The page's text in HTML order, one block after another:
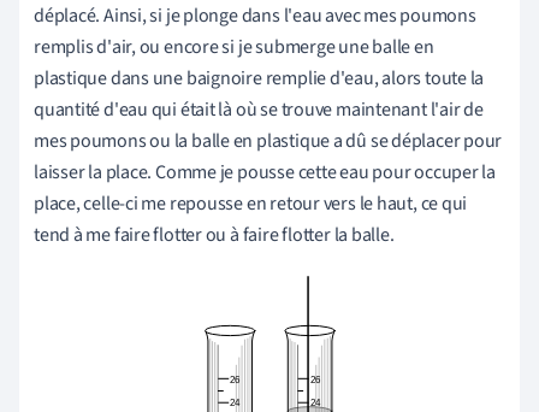
déplacé. Ainsi, si je plonge dans l'eau avec mes poumons
remplis d'air, ou encore si je submerge une balle en
plastique dans une baignoire remplie d'eau, alors toute la
quantité d'eau qui était là où se trouve maintenant l'air de
mes poumons ou la balle en plastique a dû se déplacer pour
laisser la place. Comme je pousse cette eau pour occuper la
place, celle-ci me repousse en retour vers le haut, ce qui
tend à me faire flotter ou à faire flotter la balle.